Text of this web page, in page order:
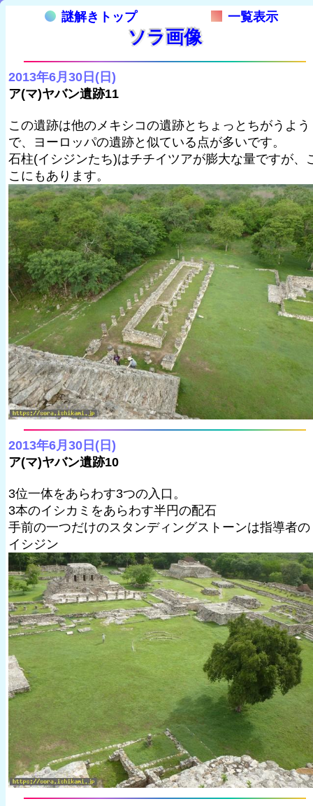
謎解きトップ 一覧表示
ソラ画像
2013年6月30日(日)
ア(マ)ヤバン遺跡11
この遺跡は他のメキシコの遺跡とちょっとちがうよう
で、ヨーロッパの遺跡と似ている点が多いです。
石柱(イシジンたち)はチチイツアが膨大な量ですが、
こにもあります。
2013年6月30日(日)
ア(マ)ヤバン遺跡10
3位一体をあらわす3つの入口。
3本のイシカミをあらわす半円の配石
手前の一つだけのスタンディングストーンは指導者の
イシジン